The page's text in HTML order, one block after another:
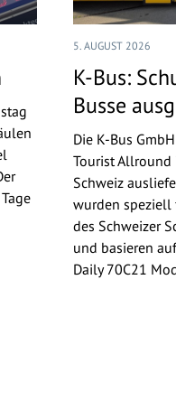
5. AUGUST 2026
K-Bus:
Busse
Die K-Bus
Tourist Allround
Schweiz
wurden speziell
des Schweizer
und basieren
Daily 70C21